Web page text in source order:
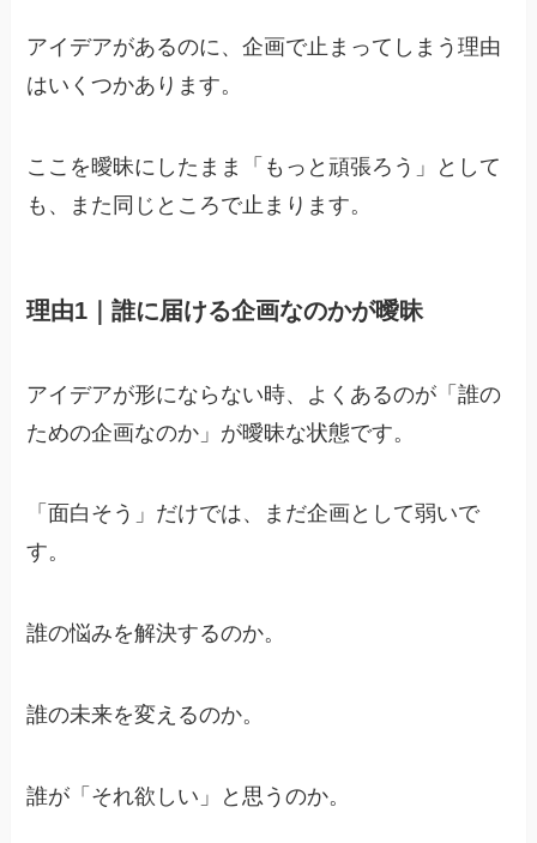
アイデアがあるのに、企画で止まってしまう理由
はいくつかあります。
ここを曖昧にしたまま「もっと頑張ろう」として
も、また同じところで止まります。
理由1｜誰に届ける企画なのかが曖昧
アイデアが形にならない時、よくあるのが「誰の
ための企画なのか」が曖昧な状態です。
「面白そう」だけでは、まだ企画として弱いで
す。
誰の悩みを解決するのか。
誰の未来を変えるのか。
誰が「それ欲しい」と思うのか。